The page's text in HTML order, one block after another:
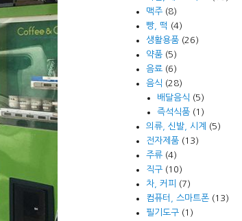
맥주(8)
빵, 떡 (4)
생활용품(26)
약품(5)
음료(6)
음식 (28)
배달음식 (5)
즉석식품(1)
의류, 신발, 시계
(5)
전자제품(13)
주류(4)
직구(10)
차, 커피
(7)
컴퓨터, 스마트폰(13)
필기도구(1)